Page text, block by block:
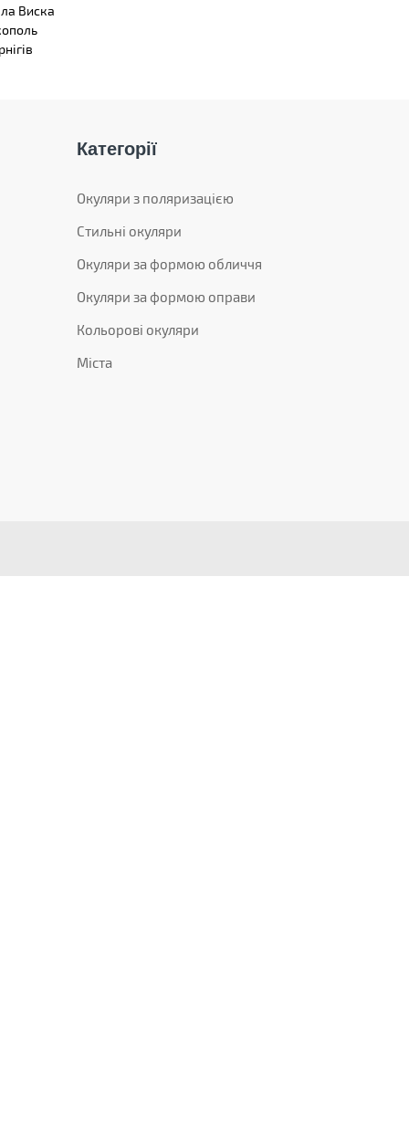
Виска
Категорії
Окуляри з поляризацією
Стильні окуляри
Окуляри за формою обличчя
Окуляри за формою оправи
Кольорові окуляри
Міста